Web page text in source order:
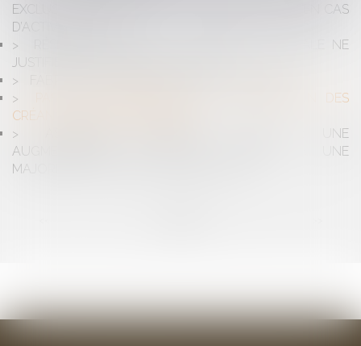
EXCLUSIVE DU TRIBUNAL DE COMMERCE MÊME EN CAS
D’ACTIVITÉ CIVILE
RÉSEAUX DE SOINS : LA LIBERTÉ SYNDICALE NE
JUSTIFIE PAS L’APPEL AU BOYCOTT
PAS DE SUSPENSION DE LA PRESCRIPTION DES
CRÉANCES ENTRE CONCUBINS
ASSEMBLÉE GÉNÉRALE DE SARL : UNE
AUGMENTATION DE CAPITAL ADOPTÉE À UNE
MAJORITÉ DE 60% DES VOIX EST NULLE